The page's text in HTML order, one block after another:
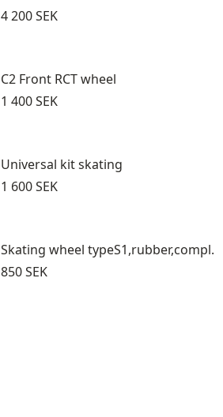
Pris:
4 200 SEK
C2 Front RCT wheel
Pris:
1 400 SEK
Universal kit skating
Pris:
1 600 SEK
Skating wheel typeS1,rubber,compl.
Pris:
850 SEK